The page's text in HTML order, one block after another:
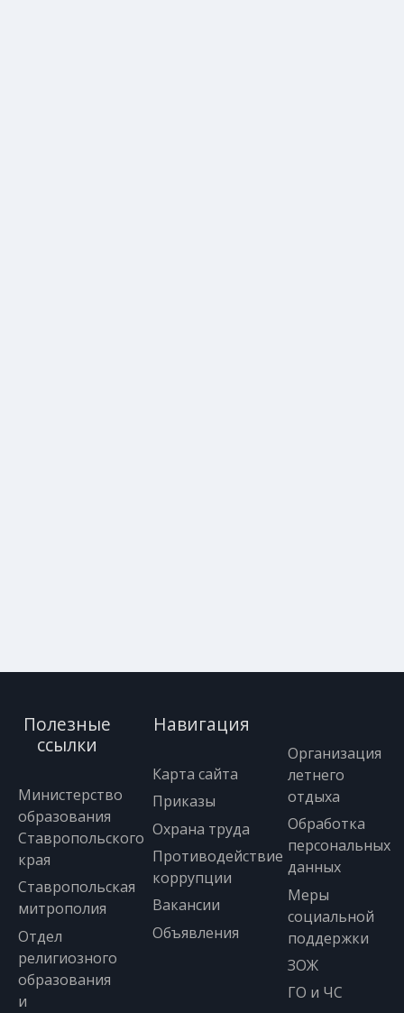
Полезные
ссылки
Министерство
образования
Ставропольского
края
Ставропольская
митрополия
Отдел
религиозного
образования
и
Навигация
Карта сайта
Приказы
Охрана труда
Противодействие
коррупции
Вакансии
Объявления
Организация
летнего
отдыха
Обработка
персональных
данных
Меры
социальной
поддержки
ЗОЖ
ГО и ЧС